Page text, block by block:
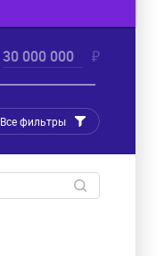
30 000 000 ₽
Все фильтры